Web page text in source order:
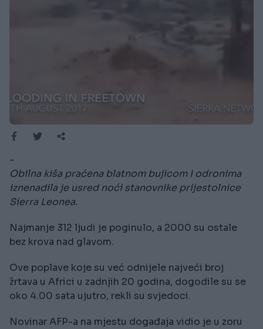
-
Obilna kiša praćena blatnom bujicom i odronima
iznenadila je usred noći stanovnike prijestolnice
Sierra Leonea.
Najmanje 312 ljudi je poginulo, a 2000 su ostale
bez krova nad glavom.
Ove poplave koje su već odnijele najveći broj
žrtava u Africi u zadnjih 20 godina, dogodile su se
oko 4.00 sata ujutro, rekli su svjedoci.
Novinar AFP-a na mjestu događaja vidio je u zoru